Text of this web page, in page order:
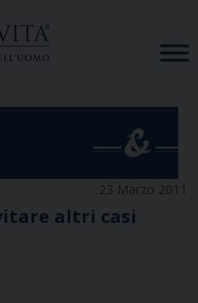
23 Marzo 2011
altri casi